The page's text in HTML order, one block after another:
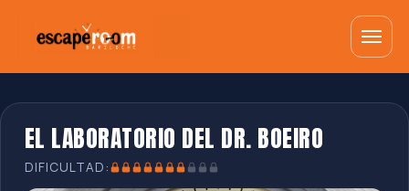
EL LABORATORIO DEL DR. BOEIRO
DIFICULTAD: